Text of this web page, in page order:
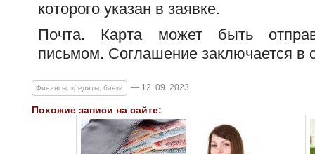
которого указан в заявке.
Почта. Карта может быть
письмом. Соглашение заключается в
Финансы, кредиты, банки — 12. 09. 2023
Похожие записи на сайте: